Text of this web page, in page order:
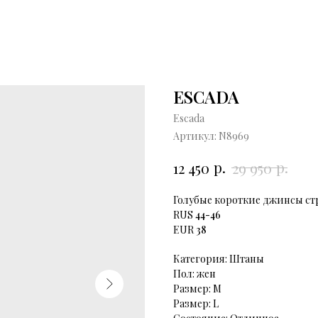
ESCADA
Escada
Артикул: N8969
12 450 р. 29 950 р.
Голубые короткие джинсы
RUS 44-46
EUR38
Категория: Штаны
Пол: жен
Размер: М
Размер: L